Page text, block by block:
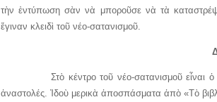
τὴν ἐντύπωση σὰν νὰ μποροῦσε νὰ τὰ
ἔγιναν κλειδὶ τοῦ νέο-σατανισμοῦ.
Στὸ κέντρο τοῦ νέο-σατανισμοῦ εἶναι ὁ
ἀναστολές. Ἰδοὺ μερικὰ ἀποσπάσματα ἀπὸ «Τὸ